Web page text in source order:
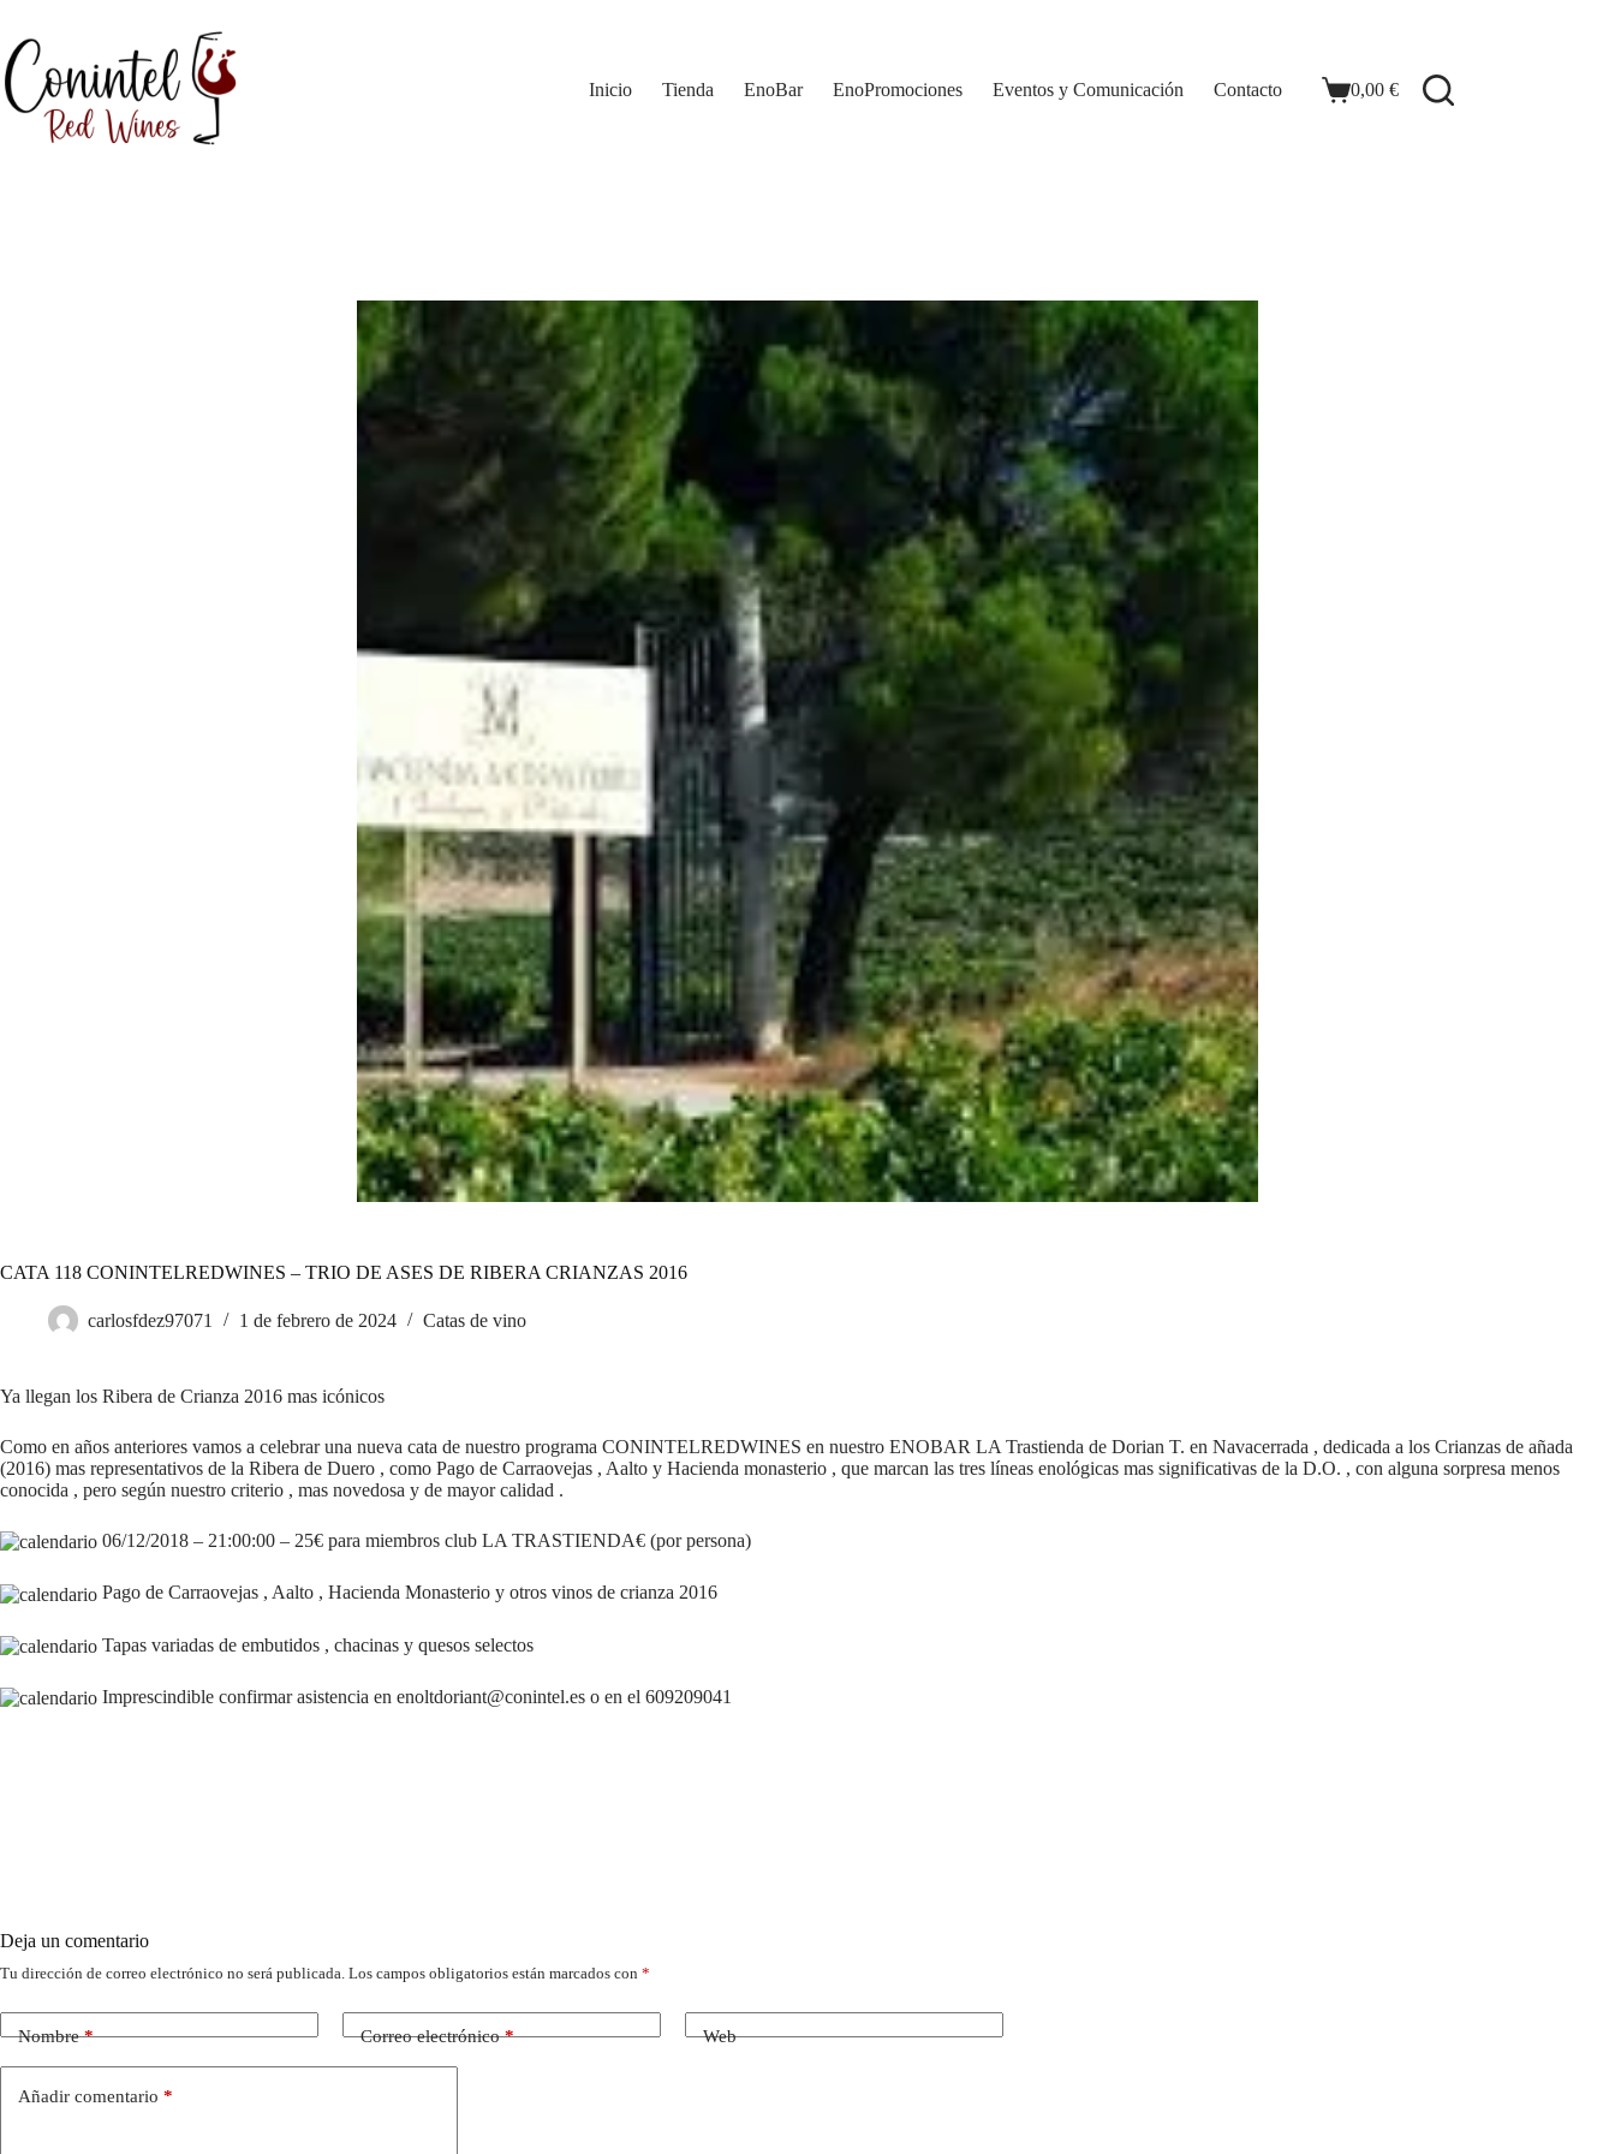
Inicio Tienda EnoBar EnoPromociones Eventos y Comunicación Contacto 0,00 €
CATA 118 CONINTELREDWINES – TRIO DE ASES DE RIBERA CRIANZAS 2016
carlosfdez97071 1 de febrero de 2024 Catas de vino
Ya llegan los Ribera de Crianza 2016 mas icónicos
Como en años anteriores vamos a celebrar una nueva cata de nuestro programa CONINTELREDWINES en nuestro ENOBAR LA Trastienda de Dorian T. en Navacerrada , dedicada a los Crianzas de añada
(2016) mas representativos de la Ribera de Duero , como Pago de Carraovejas , Aalto y Hacienda monasterio , que marcan las tres líneas enológicas mas significativas de la D.O. , con alguna sorpresa menos
conocida , pero según nuestro criterio , mas novedosa y de mayor calidad .
06/12/2018 – 21:00:00 – 25€ para miembros club LA TRASTIENDA€ (por persona)
Pago de Carraovejas , Aalto , Hacienda Monasterio y otros vinos de crianza 2016
Tapas variadas de embutidos , chacinas y quesos selectos
Imprescindible confirmar asistencia en enoltdoriant@conintel.es o en el 609209041
Deja un comentario
Tu dirección de correo electrónico no será publicada. Los campos obligatorios están marcados con *
Nombre* Correo electrónico* Web
Añadir comentario *